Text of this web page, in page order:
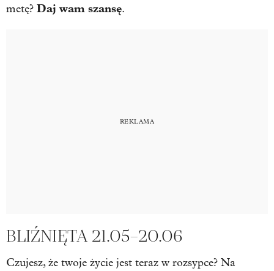
metę? Daj wam szansę.
BLIŹNIĘTA 21.05–20.06
Czujesz, że twoje życie jest teraz w rozsypce? Na